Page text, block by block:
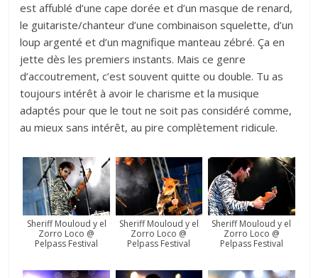
est affublé d’une cape dorée et d’un masque de renard,
le guitariste/chanteur d’une combinaison squelette, d’un
loup argenté et d’un magnifique manteau zébré. Ça en
jette dès les premiers instants. Mais ce genre
d’accoutrement, c’est souvent quitte ou double. Tu as
toujours intérêt à avoir le charisme et la musique
adaptés pour que le tout ne soit pas considéré comme,
au mieux sans intérêt, au pire complètement ridicule.
Sheriff Mouloud y el
Zorro Loco @
Pelpass Festival
Sheriff Mouloud y el
Zorro Loco @
Pelpass Festival
Sheriff Mouloud y el
Zorro Loco @
Pelpass Festival